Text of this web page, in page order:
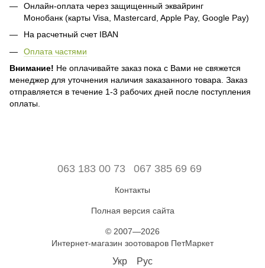
Онлайн-оплата через защищенный эквайринг
Монобанк (карты Visa, Mastercard, Apple Pay, Google Pay)
На расчетный счет IBAN
Оплата частями
Внимание! Не оплачивайте заказ пока с Вами не свяжется
менеджер для уточнения наличия заказанного товара. Заказ
отправляется в течение 1-3 рабочих дней после поступления
оплаты.
063 183 00 73 067 385 69 69
Контакты
Полная версия сайта
© 2007—2026
Интернет-магазин зоотоваров ПетМаркет
Укр Рус